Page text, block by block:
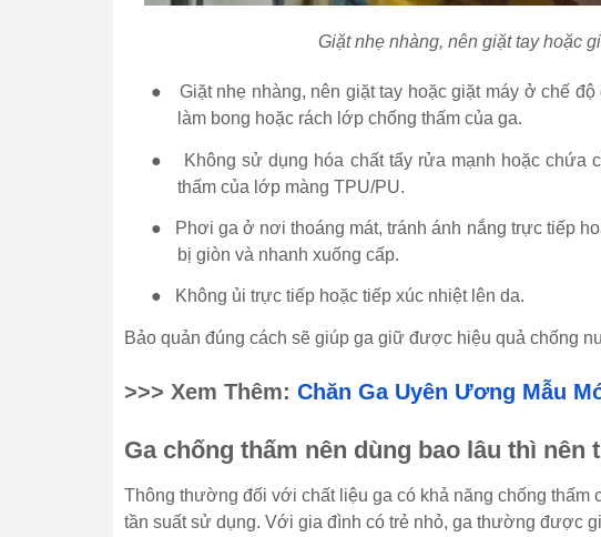
Giặt nhẹ nhàng, nên giặt tay hoặc
●
Giặt nhẹ nhàng, nên giặt tay hoặc giặt máy ở chế
làm bong hoặc rách lớp chống thấm của ga.
●
Không sử dụng hóa chất tẩy rửa mạnh hoặc chứa
thấm của lớp màng TPU/PU.
●
Phơi ga ở nơi thoáng mát, tránh ánh nắng trực tiếp
bị giòn và nhanh xuống cấp.
● Không ủi trực tiếp hoặc tiếp xúc nhiệt lên da.
Bảo quản đúng cách sẽ giúp ga giữ được hiệu quả chống
>>> Xem Thêm: Chăn Ga Uyên Ương Mẫu
Ga chống thấm nên dùng bao lâu thì nên
Thông thường đối với chất liệu ga có khả năng chống
tần suất sử dụng. Với gia đình có trẻ nhỏ, ga thường được